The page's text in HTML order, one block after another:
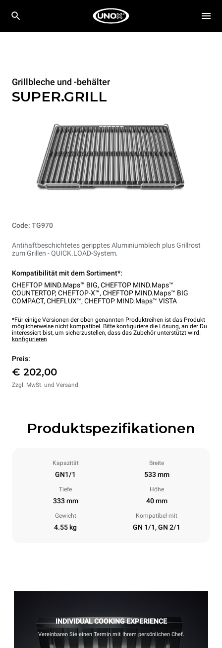
Grillbleche und -behälter
SUPER.GRILL
Code: TG970
Antihaftbeschichtetes geripptes Aluminiumblech plus Grillrost
zum Grillen - QUICK.LOAD-System.
Kompatibilität mit dem Sortiment*:
CHEFTOP MIND.Maps™ BIG, CHEFTOP MIND.Maps™
COUNTERTOP, CHEFTOP-X™, CHEFTOP MIND.Maps™ BIG
COMPACT, CHEFLUX™, CHEFTOP MIND.Maps™ VISTA
*Für einige Versionen der oben genannten Produktreihen ist das Produkt
möglicherweise nicht kompatibel. Bitte konfiguriere die Lösung, an der Du
interessiert bist, um sicherzustellen, dass das Zubehör unterstützt wird.
konfigurieren
Preis:
€ 202,00
Zzgl. MwSt. und Versand
Produktspezifikationen
Kapazität
GN1/1
Breite
533 mm
Tiefe
333 mm
Höhe
40 mm
Gewicht
4.55 kg
Kompatibel mit
GN 1/1, GN 2/1
INDIVIDUAL COOKING EXPERIENCE
Vereinbaren Sie einen Termin mit Ihrem persönlichen Chef.